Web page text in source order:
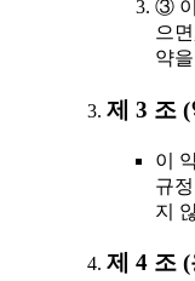
③ 이
으
약
제 3 조
이
규
지
제 4 조